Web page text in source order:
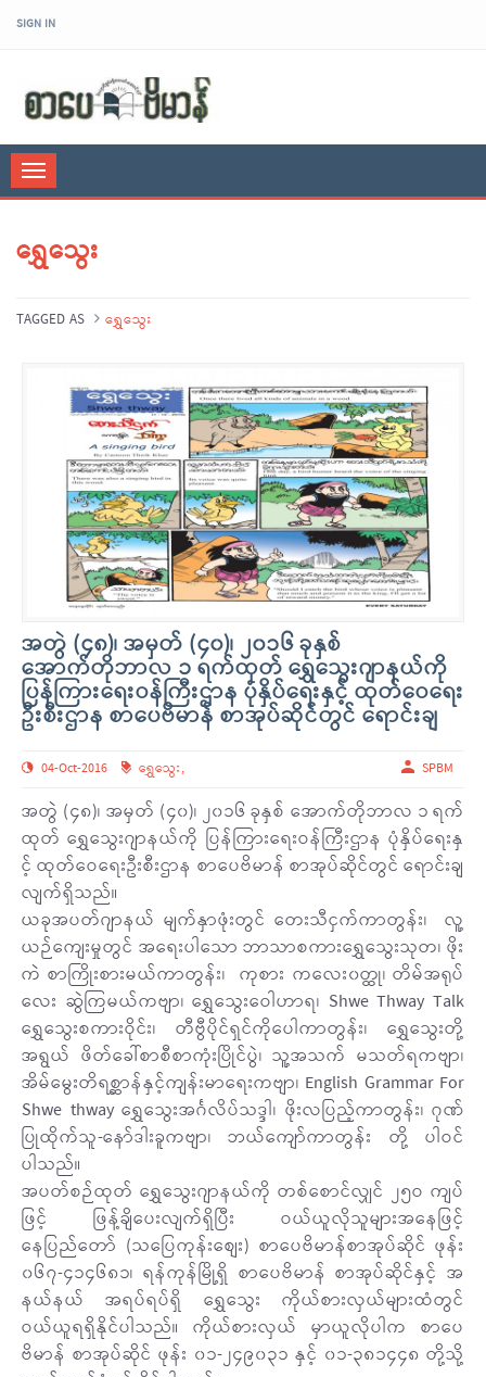
SIGN IN
Toggle
navigation
ရွှေသွေး
TAGGED AS ရွှေသွေး
အတွဲ (၄၈)၊ အမှတ် (၄၀)၊ ၂၀၁၆ ခုနှစ်
အောက်တိုဘာလ ၁ ရက်ထုတ် ရွှေသွေးဂျာနယ်ကို
ပြန်ကြားရေးဝန်ကြီးဌာန ပုံနှိပ်ရေးနှင့် ထုတ်ဝေရေး
ဦးစီးဌာန စာပေဗိမာန် စာအုပ်ဆိုင်တွင် ရောင်းချ
04-Oct-2016 ရွှေသွေး, SPBM
အတွဲ (၄၈)၊ အမှတ် (၄၀)၊ ၂၀၁၆ ခုနှစ် အောက်တိုဘာလ ၁ ရက်
ထုတ် ရွှေသွေးဂျာနယ်ကို ပြန်ကြားရေးဝန်ကြီးဌာန ပုံနှိပ်ရေးနှ
င့် ထုတ်ဝေရေးဦးစီးဌာန စာပေဗိမာန် စာအုပ်ဆိုင်တွင် ရောင်းချ
လျက်ရှိသည်။
ယခုအပတ်ဂျာနယ် မျက်နှာဖုံးတွင် တေးသီငှက်ကာတွန်း၊ လူ့
ယဉ်ကျေးမှုတွင် အရေးပါသော ဘာသာစကားရွှေသွေးသုတ၊ ဖိုး
ကဲ စာကြိုးစားမယ်ကာတွန်း၊ ကုစား ကလေး၀တ္ထု၊ တိမ်အရုပ်
လေး ဆွဲကြမယ်ကဗျာ၊ ရွှေသွေးဝေါဟာရ၊ Shwe Thway Talk
ရွှေသွေးစကားဝိုင်း၊ တီဗွီပိုင်ရှင်ကိုပေါကာတွန်း၊ ရွှေသွေးတို့
အရွယ် ဖိတ်ခေါ်စာစီစာကုံးပြိုင်ပွဲ၊ သူ့အသက် မသတ်ရကဗျာ၊
အိမ်မွေးတိရစ္ဆာန်နှင့်ကျန်းမာရေးကဗျာ၊ English Grammar For
Shwe thway ရွှေသွေးအင်္ဂလိပ်သဒ္ဒါ၊ ဖိုးလပြည့်ကာတွန်း၊ ဂုဏ်
ပြုထိုက်သူ-နော်ဒါးခူကဗျာ၊ ဘယ်ကျော်ကာတွန်း တို့ ပါဝင်
ပါသည်။
အပတ်စဉ်ထုတ် ရွှေသွေးဂျာနယ်ကို တစ်စောင်လျှင် ၂၅ဝ ကျပ်
ဖြင့် ဖြန့်ချိပေးလျက်ရှိပြီး ဝယ်ယူလိုသူများအနေဖြင့်
နေပြည်တော် (သပြေကုန်းစျေး) စာပေဗိမာန်စာအုပ်ဆိုင် ဖုန်း
၀၆၇-၄၁၄၆၈၁၊ ရန်ကုန်မြို့ရှိ စာပေဗိမာန် စာအုပ်ဆိုင်နှင့် အ
နယ်နယ် အရပ်ရပ်ရှိ ရွှေသွေး ကိုယ်စားလှယ်များထံတွင်
ဝယ်ယူရရှိနိုင်ပါသည်။ ကိုယ်စားလှယ် မှာယူလိုပါက စာပေ
ဗိမာန် စာအုပ်ဆိုင် ဖုန်း ၀၁-၂၄၉၀၃၁ နှင့် ၀၁-၃၈၁၄၄၈ တို့သို့